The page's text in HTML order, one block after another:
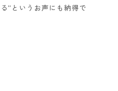
”というお声にも納得で